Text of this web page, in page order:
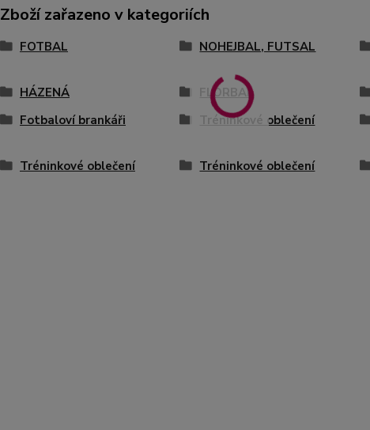
Zboží zařazeno v kategoriích
FOTBAL NOHEJBAL, FUTSAL
HÁZENÁ FLORBAL
Fotbaloví brankáři
Tréninkové oblečení
Tréninkové oblečení
Tréninkové oblečení